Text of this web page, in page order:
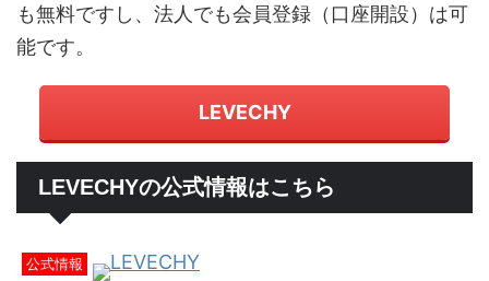
も無料ですし、法人でも会員登録（口座開設）は可
能です。
LEVECHY
LEVECHYの公式情報はこちら
公式情報 LEVECHY